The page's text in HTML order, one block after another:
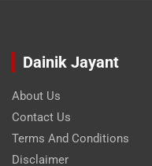
Dainik Jayant
About Us
Contact Us
Terms And Conditions
Disclaimer